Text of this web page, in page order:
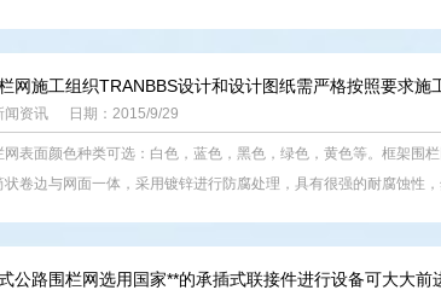
网施工组织TRANBBS设计和设计图纸需严格按照要求施
闻资讯 日期：2015/9/29
网表面颜色种类可选：白色，蓝色，黑色，绿色，黄色等。框架围
状卷边与网面一体，采用镀锌进行防腐处理，具有很强的耐腐蚀性
公路围栏网选用国家**的承插式联接件进行设备可大大前